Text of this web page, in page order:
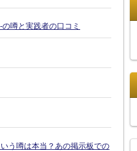
噂と実践者の口コミ
う噂は本当？あの掲示板での